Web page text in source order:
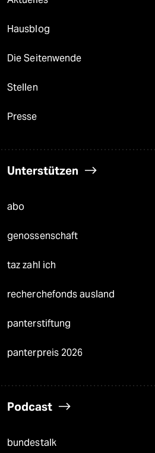
Hausblog
Die Seitenwende
Stellen
Presse
Unterstützen
abo
genossenschaft
taz zahl ich
recherchefonds ausland
panterstiftung
panterpreis 2026
Podcast
bundestalk